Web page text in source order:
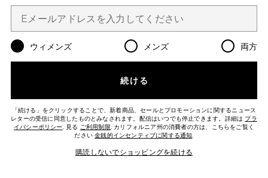
ROMA パンツ
SNDYS
ウィメンズ メンズ 両方
続ける
「続ける」をクリックすることで、新着商品、セールとプロモーションに関するニュース
レターの受信に同意したものとみなされます。配信はいつでも停止できます。詳細は プラ
イバシーポリシー. 見る ご利用制限. カリフォルニア州の消費者の方は、こちらをご覧く
ださい金銭的インセンティブに関する通知.
購読しないでショッピングを続ける